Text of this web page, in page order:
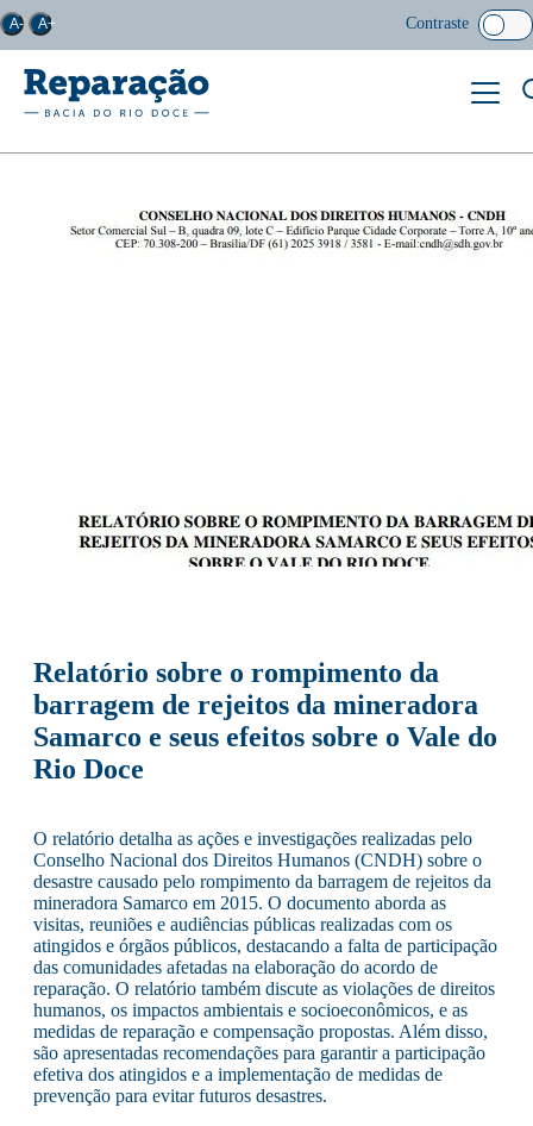
A- A+ Contraste
Relatório sobre o rompimento da
barragem de rejeitos da mineradora
Samarco e seus efeitos sobre o Vale do
Rio Doce
O relatório detalha as ações e investigações realizadas pelo
Conselho Nacional dos Direitos Humanos (CNDH) sobre o
desastre causado pelo rompimento da barragem de rejeitos da
mineradora Samarco em 2015. O documento aborda as
visitas, reuniões e audiências públicas realizadas com os
atingidos e órgãos públicos, destacando a falta de participação
das comunidades afetadas na elaboração do acordo de
reparação. O relatório também discute as violações de direitos
humanos, os impactos ambientais e socioeconômicos, e as
medidas de reparação e compensação propostas. Além disso,
são apresentadas recomendações para garantir a participação
efetiva dos atingidos e a implementação de medidas de
prevenção para evitar futuros desastres.